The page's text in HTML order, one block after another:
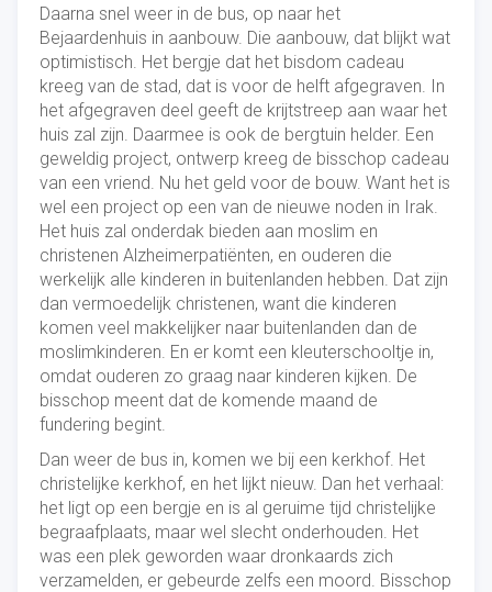
Daarna snel weer in de bus, op naar het
Bejaardenhuis in aanbouw. Die aanbouw, dat blijkt wat
optimistisch. Het bergje dat het bisdom cadeau
kreeg van de stad, dat is voor de helft afgegraven. In
het afgegraven deel geeft de krijtstreep aan waar het
huis zal zijn. Daarmee is ook de bergtuin helder. Een
geweldig project, ontwerp kreeg de bisschop cadeau
van een vriend. Nu het geld voor de bouw. Want het is
wel een project op een van de nieuwe noden in Irak.
Het huis zal onderdak bieden aan moslim en
christenen Alzheimerpatiënten, en ouderen die
werkelijk alle kinderen in buitenlanden hebben. Dat zijn
dan vermoedelijk christenen, want die kinderen
komen veel makkelijker naar buitenlanden dan de
moslimkinderen. En er komt een kleuterschooltje in,
omdat ouderen zo graag naar kinderen kijken. De
bisschop meent dat de komende maand de
fundering begint.
Dan weer de bus in, komen we bij een kerkhof. Het
christelijke kerkhof, en het lijkt nieuw. Dan het verhaal:
het ligt op een bergje en is al geruime tijd christelijke
begraafplaats, maar wel slecht onderhouden. Het
was een plek geworden waar dronkaards zich
verzamelden, er gebeurde zelfs een moord. Bisschop